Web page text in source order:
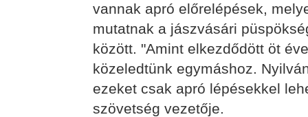
vannak apró előrelépések,
mutatnak a jászvásári
között. "Amint elkezdődött öt
közeledtünk egymáshoz.
ezeket csak apró lépésekkel
szövetség vezetője.